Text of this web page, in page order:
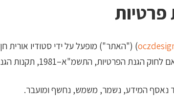
פרטיות
) ("האתר") מופעל על ידי סטודיו אורית
תקנות הגנת הפרטיות (אבטחת מידע), התשע"ז–2017, וכל דין רלוונטי אחר.
נאסף המידע, נשמר, משמש, נחשף ומועבר.